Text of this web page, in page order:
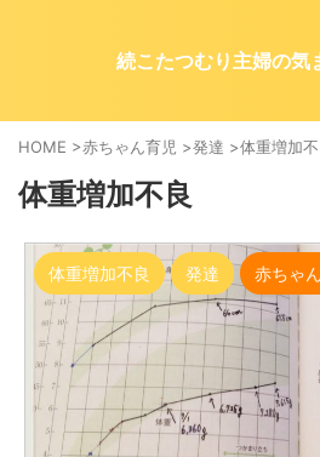
続こたつむり主婦の気
HOME >赤ちゃん育児 >発達 >体重増加不
体重増加不良
体重増加不良 発達 赤ちゃ